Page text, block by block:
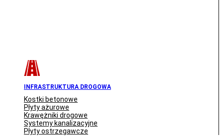
INFRASTRUKTURA DROGOWA
Kostki betonowe
Płyty ażurowe
Krawężniki drogowe
Systemy kanalizacyjne
Płyty ostrzegawcze